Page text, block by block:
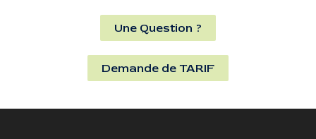
Une Question ?
Demande de TARIF